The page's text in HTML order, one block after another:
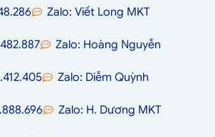
Zalo: Viết Long MKT
Zalo: Hoàng Nguyễn
Zalo: Diễm Quỳnh
Zalo: H. Dương MKT